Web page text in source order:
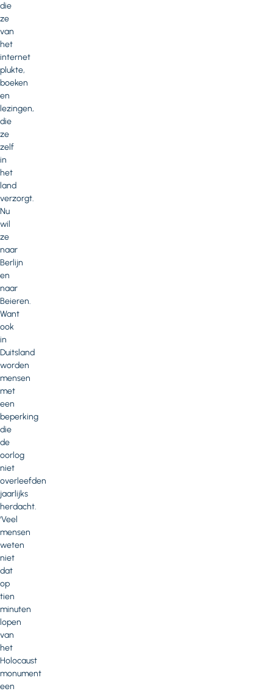
die
ze
van
het
internet
plukte,
boeken
en
lezingen,
die
ze
zelf
in
het
land
verzorgt.
Nu
wil
ze
naar
Berlijn
en
naar
Beieren.
Want
ook
in
Duitsland
worden
mensen
met
een
beperking
die
de
oorlog
niet
overleefden
jaarlijks
herdacht.
‘Veel
mensen
weten
niet
dat
op
tien
minuten
lopen
van
het
Holocaust
monument
een